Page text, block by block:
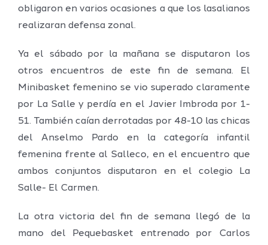
obligaron en varios ocasiones a que los lasalianos
realizaran defensa zonal.
Ya el sábado por la mañana se disputaron los
otros encuentros de este fin de semana. El
Minibasket femenino se vio superado claramente
por La Salle y perdía en el Javier Imbroda por 1-
51. También caían derrotadas por 48-10 las chicas
del Anselmo Pardo en la categoría infantil
femenina frente al Salleco, en el encuentro que
ambos conjuntos disputaron en el colegio La
Salle- El Carmen.
La otra victoria del fin de semana llegó de la
mano del Pequebasket entrenado por Carlos